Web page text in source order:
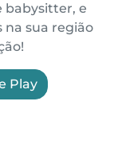
babysitter, e
na sua região
Play